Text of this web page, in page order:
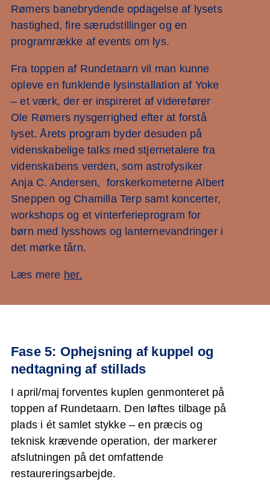
Rømers banebrydende opdagelse af lysets
hastighed, fire særudstillinger og en
programrække af events om lys.
Fra toppen af Rundetaarn vil man kunne
opleve en funklende lysinstallation af Yoke
– et værk, der er inspireret af viderefører
Ole Rømers nysgerrighed efter at forstå
lyset. Årets program byder desuden på
videnskabelige talks med stjernetalere fra
videnskabens verden, som astrofysiker
Anja C. Andersen, forskerkometerne Albert
Sneppen og Chamilla Terp samt koncerter,
workshops og et vinterferieprogram for
børn med lysshows og lanternevandringer i
det mørke tårn.
Læs mere her.
Fase 5: Ophejsning af kuppel og
nedtagning af stillads
I april/maj forventes kuplen genmonteret på
toppen af Rundetaarn. Den løftes tilbage på
plads i ét samlet stykke – en præcis og
teknisk krævende operation, der markerer
afslutningen på det omfattende
restaureringsarbejde.